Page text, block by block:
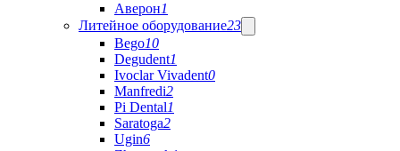
Аверон1
Литейное оборудование23
Bego10
Degudent1
Ivoclar Vivadent0
Manfredi2
Pi Dental1
Saratoga2
Ugin6